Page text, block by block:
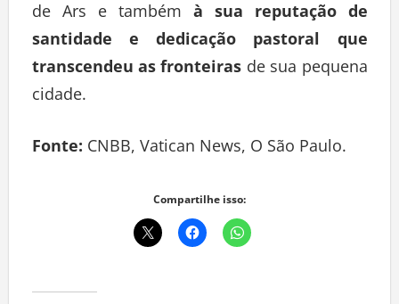
de Ars e também à sua reputação de
santidade e dedicação pastoral que
transcendeu as fronteiras de sua pequena
cidade.
Fonte: CNBB, Vatican News, O São Paulo.
Compartilhe isso: